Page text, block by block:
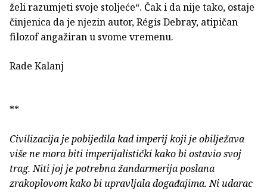
želi razumjeti svoje stoljeće“. Čak i da nije tako, ostaje
činjenica da je njezin autor, Régis Debray, atipičan
filozof angažiran u svome vremenu.
Rade Kalanj
**
Civilizacija je pobijedila kad imperij koji je obilježava
više ne mora biti imperijalistički kako bi ostavio svoj
trag. Niti joj je potrebna žandarmerija poslana
zrakoplovom kako bi upravljala događajima. Ni udarac